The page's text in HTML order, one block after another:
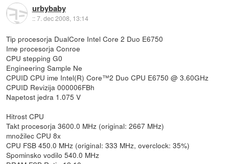
urbybaby
::7. dec 2008, 13:14
Tip procesorja DualCore Intel Core 2 Duo E6750
Ime procesorja Conroe
CPU stepping G0
Engineering Sample Ne
CPUID CPU ime Intel(R) Core™2 Duo CPU E6750 @ 3.60GHz
CPUID Revizija 000006FBh
Napetost jedra 1.075 V
Hitrost CPU
Takt procesorja 3600.0 MHz (original: 2667 MHz)
množilec CPU 8x
CPU FSB 450.0 MHz (original: 333 MHz, overclock: 35%)
Spominsko vodilo 540.0 MHz